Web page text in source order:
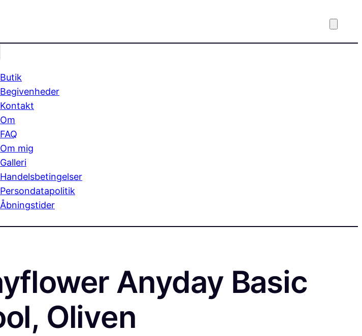
Butik
Begivenheder
Kontakt
Om
FAQ
Om mig
Galleri
Handelsbetingelser
Persondatapolitik
Åbningstider
Anyday Basic
Oliven